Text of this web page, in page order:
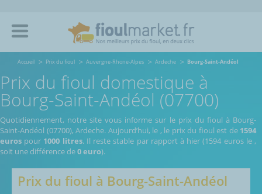
Accueil Prix du fioul Auvergne-Rhone-Alpes Ardeche Bourg-Saint-Andéol
Prix du fioul domestique à
Bourg-Saint-Andéol (07700)
Quotidiennement, notre site vous informe sur le prix du fioul à Bourg-
Saint-Andéol (07700), Ardeche. Aujourd’hui, le , le prix du fioul est de 1594
euros pour 1000 litres. Il reste stable par rapport à hier (1594 euros le,
soit une différence de0 euro).
Prix du fioul à Bourg-Saint-Andéol